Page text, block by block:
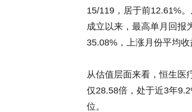
15/119，居于前12.61%
成立以来，最高单月回报
35.08%，上涨月份平均收
从估值层面来看，恒生医
仅28.58倍，处于近3年
位。